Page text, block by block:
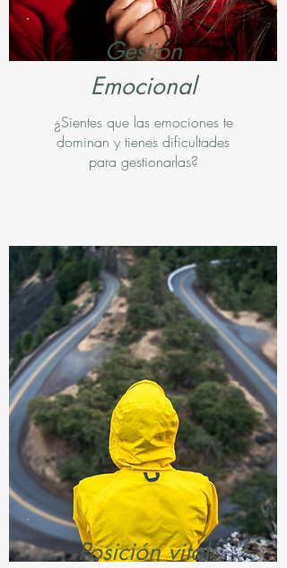
Gestión
Emocional
¿Sientes que las emociones te
dominan y tienes dificultades
para gestionarlas?
Posición vital